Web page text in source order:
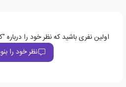
اولین نفری باشید که نظر خود را
نظر خود را